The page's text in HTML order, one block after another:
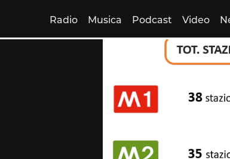
Radio Musica Podcast Video